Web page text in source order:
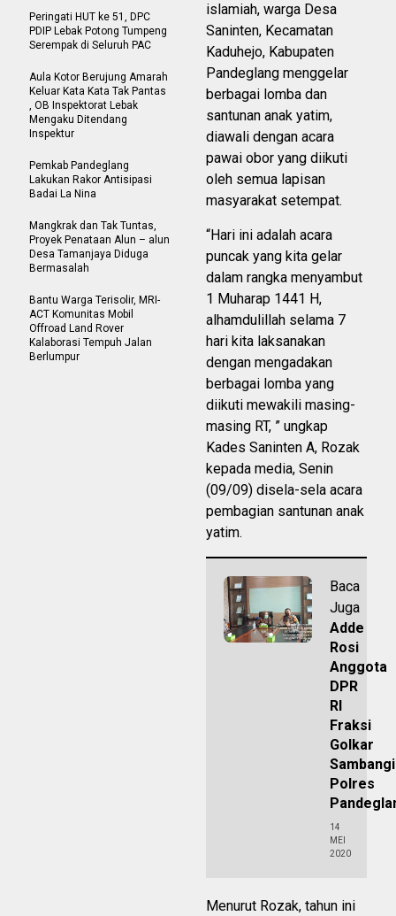
islamiah, warga Desa
Saninten, Kecamatan
Kaduhejo, Kabupaten
Pandeglang menggelar
berbagai lomba dan
santunan anak yatim,
diawali dengan acara
pawai obor yang diikuti
oleh semua lapisan
masyarakat setempat.
“Hari ini adalah acara
puncak yang kita gelar
dalam rangka menyambut
1 Muharap 1441 H,
alhamdulillah selama 7
hari kita laksanakan
dengan mengadakan
berbagai lomba yang
diikuti mewakili masing-
masing RT, ” ungkap
Kades Saninten A, Rozak
kepada media, Senin
(09/09) disela-sela acara
pembagian santunan anak
yatim.
Baca
Juga
Adde
Rosi
Anggota
DPR
RI
Fraksi
Golkar
Sambangi
Polres
14
MEI
2020
Menurut Rozak, tahun ini
Peringati HUT ke 51, DPC
PDIP Lebak Potong Tumpeng
Serempak di Seluruh PAC
Aula Kotor Berujung Amarah
Keluar Kata Kata Tak Pantas
, OB Inspektorat Lebak
Mengaku Ditendang
Inspektur
Pemkab Pandeglang
Lakukan Rakor Antisipasi
Badai La Nina
Mangkrak dan Tak Tuntas,
Proyek Penataan Alun – alun
Desa Tamanjaya Diduga
Bermasalah
Bantu Warga Terisolir, MRI-
ACT Komunitas Mobil
Offroad Land Rover
Kalaborasi Tempuh Jalan
Berlumpur